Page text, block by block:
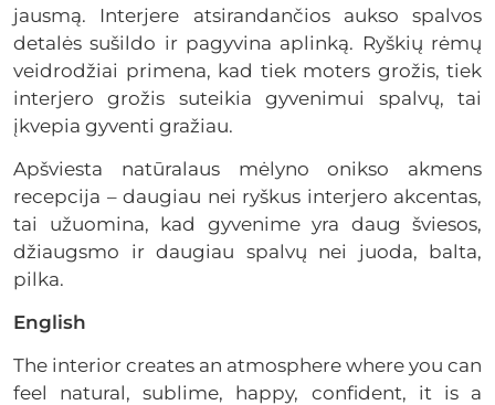
jausmą. Interjere atsirandančios aukso spalvos
detalės sušildo ir pagyvina aplinką. Ryškių rėmų
veidrodžiai primena, kad tiek moters grožis, tiek
interjero grožis suteikia gyvenimui spalvų, tai
įkvepia gyventi gražiau.
Apšviesta natūralaus mėlyno onikso akmens
recepcija – daugiau nei ryškus interjero akcentas,
tai užuomina, kad gyvenime yra daug šviesos,
džiaugsmo ir daugiau spalvų nei juoda, balta,
pilka.
English
The interior creates an atmosphere where you can
feel natural, sublime, happy, confident, it is a